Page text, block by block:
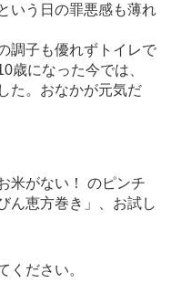
いう日の罪悪感も薄れ
調子も優れずトイレで
歳になった今では、
た。おなかが元気だ
米がない！ のピンチ
ん恵方巻き」、お試し
ください。